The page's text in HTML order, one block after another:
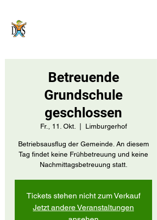
Betreuende
Grundschule
geschlossen
Fr., 11. Okt. Limburgerhof
Betriebsausflug der Gemeinde. An diesem
Tag findet keine Frühbetreuung und keine
Nachmittagsbetreuung statt.
Tickets stehen nicht zum Verkauf
Jetzt andere Veranstaltungen